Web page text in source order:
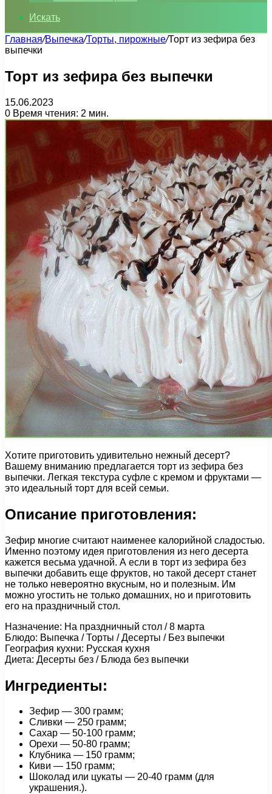
Искать
Главная/Выпечка/Торты, пирожные/Торт из зефира без
выпечки
Торт из зефира без выпечки
15.06.2023
0 Время чтения: 2 мин.
Хотите приготовить удивительно нежный десерт?
Вашему вниманию предлагается торт из зефира без
выпечки. Легкая текстура суфле с кремом и фруктами —
это идеальный торт для всей семьи.
Описание приготовления:
Зефир многие считают наименее калорийной сладостью.
Именно поэтому идея приготовления из него десерта
кажется весьма удачной. А если в торт из зефира без
выпечки добавить еще фруктов, но такой десерт станет
не только невероятно вкусным, но и полезным. Им
можно угостить не только домашних, но и приготовить
его на праздничный стол.
Назначение: На праздничный стол / 8 марта
Блюдо: Выпечка / Торты / Десерты / Без выпечки
География кухни: Русская кухня
Диета: Десерты без / Блюда без выпечки
Ингредиенты:
Зефир — 300 грамм;
Сливки — 250 грамм;
Сахар — 50-100 грамм;
Орехи — 50-80 грамм;
Клубника — 150 грамм;
Киви — 150 грамм;
Шоколад или цукаты — 20-40 грамм (для
украшения.).